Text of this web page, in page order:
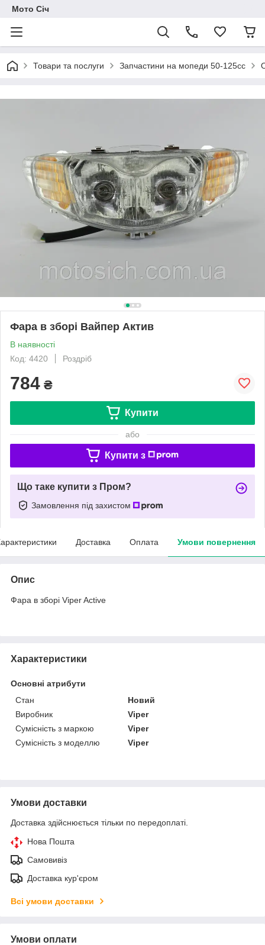
Мото Січ
Товари та послуги Запчастини на мопеди 50-125сс
Фара в зборі Вайпер Актив
В наявності
Код: 4420
Роздріб
784 ₴
Купити
або
Купити з
Що таке купити з Пром?
Замовлення під захистом
Доставка Оплата Умови повернення
Опис
Фара в зборі Viper Active
Характеристики
Основні атрибути
Стан
Новий
Виробник
Viper
Сумісність з маркою
Viper
Сумісність з моделлю
Viper
Умови доставки
Доставка здійснюється тільки по передоплаті.
Нова Пошта
Самовивіз
Доставка кур'єром
Всі умови доставки
Умови оплати